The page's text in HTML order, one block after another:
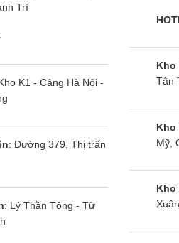
Trì
K1 - Cảng Hà Nội -
: Đường 379, Thị trấn
: Lý Thần Tông - Từ
Kho
Tân
Kho
Mỹ,
Kho